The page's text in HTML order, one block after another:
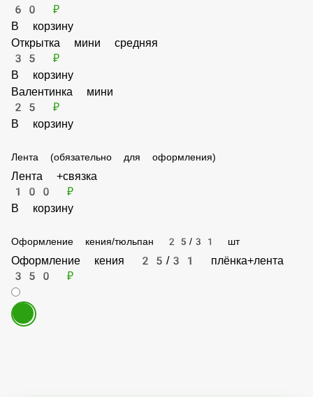
Валентинка большая
60 ₽
В корзину
Открытка мини средняя
35 ₽
В корзину
Валентинка мини
Лента (обязательно для оформления)
Лента +связка
В корзину
Оформление кения/тюльпан 25/31 шт
Оформление кения 25/31 плëнка+лента
350 ₽